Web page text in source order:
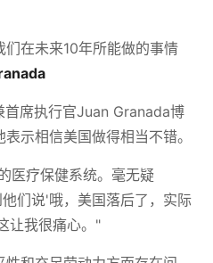
们在未来10年所能做的事情
首席执行官Juan Granada博
示相信美国做得相当不错。
医疗保健系统。毫无疑
们说'哦，美国落后了，实际
让我很痛心。"